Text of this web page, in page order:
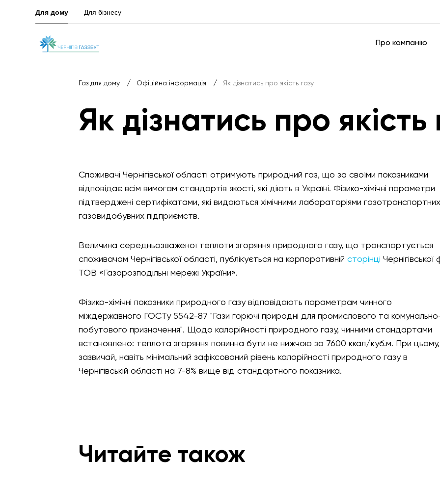
Для дому Для бізнесу
Про компанію
Газ для дому / Офіційна інформація / Як дізнатись про якість газу
Як дізнатись про якість
Споживачі Чернігівської області отримують природний газ, що за своїми показниками
відповідає всім вимогам стандартів якості, які діють в Україні. Фізико-хімічні параметри
підтверджені сертифікатами, які видаються хімічними лабораторіями
газовидобувних підприємств.
Величина середньозваженої теплоти згоряння природного газу, що транспортується
споживачам Чернігівської області, публікується на корпоративній сторінці Чернігівської
ТОВ «Газорозподільні мережі України».
Фізико-хімічні показники природного газу відповідають параметрам чинного
міждержавного ГОСТу 5542-87 "Гази горючі природні для промислового та
побутового призначення". Щодо калорійності природного газу, чинними стандартами
встановлено: теплота згоряння повинна бути не нижчою за 7600 ккал/куб.м. При цьому,
зазвичай, навіть мінімальний зафіксований рівень калорійності природного газу в
Чернігівській області на 7-8% вище від стандартного показника.
Читайте також